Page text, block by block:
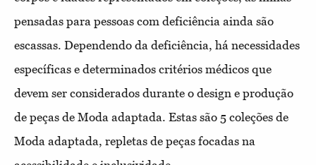
pensadas para pessoas com deficiência ainda são
escassas. Dependendo da deficiência, há necessidades
específicas e determinados critérios médicos que
devem ser considerados durante o design e produção
de peças de Moda adaptada. Estas são 5 coleções de
Moda adaptada, repletas de peças focadas na